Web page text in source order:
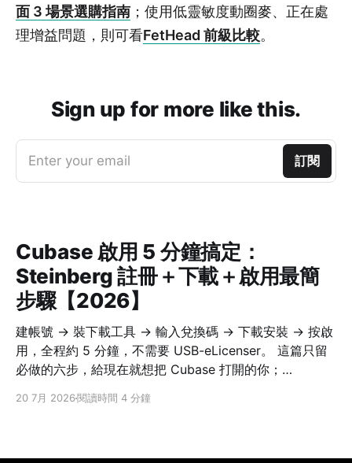
面 3 場景選購指南 ；使用低靈敏度動圈麥、正在處
理增益問題，則可看FetHead 前級比較。
Sign up for more like this.
Enter your email 訂閱
Cubase 啟用 5 分鐘搞定：
Steinberg 註冊＋下載＋啟用最簡
步驟【2026】
建帳號 → 裝下載工具 → 輸入兌換碼 → 下載安裝 → 按啟
用，全程約 5 分鐘，不需要 USB-eLicenser。 這篇只留
必做的六步，給現在就想把 Cubase 打開的你；
程相同。換電腦搬授權、離線啟用、舊 eLicenser 等細
20 7月 2026閱讀時間 4 分鐘